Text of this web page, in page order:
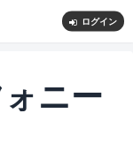
ログイン
ニー